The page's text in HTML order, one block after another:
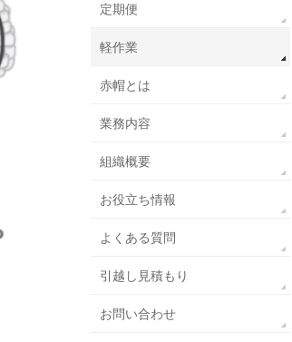
定期便
軽作業
赤帽とは
業務内容
組織概要
お役立ち情報
よくある質問
引越し見積もり
お問い合わせ